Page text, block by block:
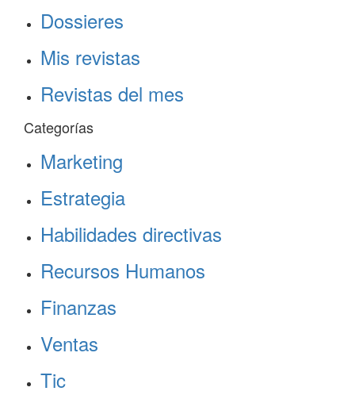
Dossieres
Mis revistas
Revistas del mes
Categorías
Marketing
Estrategia
Habilidades directivas
Recursos Humanos
Finanzas
Ventas
Tic